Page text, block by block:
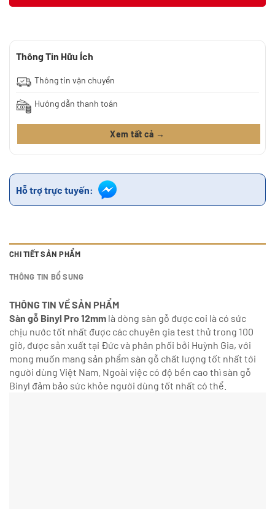
Thông Tin Hữu Ích
Thông tin vận chuyển
Hướng dẫn thanh toán
Xem tất cả →
Hỗ trợ trực tuyến:
CHI TIẾT SẢN PHẨM
THÔNG TIN BỔ SUNG
THÔNG TIN VỀ SẢN PHẨM
Sàn gỗ Binyl Pro 12mm là dòng sàn gỗ được coi là có sức
chịu nước tốt nhất được các chuyên gia test thử trong 100
giờ, được sản xuất tại Đức và phân phối bởi Huỳnh Gia, với
mong muốn mang sản phẩm sàn gỗ chất lượng tốt nhất tới
người dùng Việt Nam. Ngoài việc có độ bền cao thì sàn gỗ
Binyl đảm bảo sức khỏe người dùng tốt nhất có thể.